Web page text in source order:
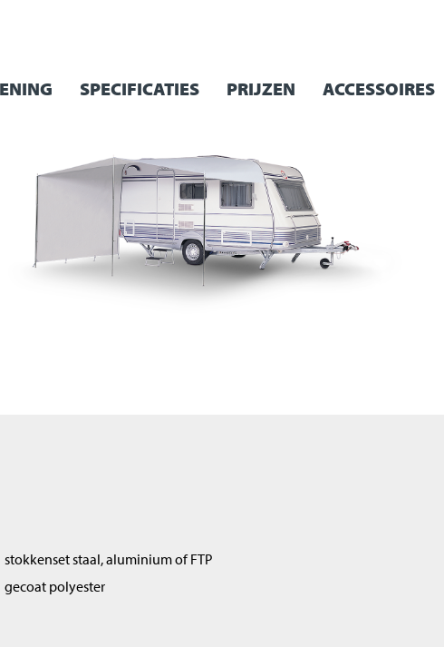
SPECIFICATIES PRIJZEN ACCESSOIRES
stokkenset staal, aluminium of FTP
gecoat polyester